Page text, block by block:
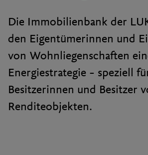
Die Immobilienbank der
den Eigentümerinnen und
von Wohnliegenschaften
Energiestrategie – speziell
Besitzerinnen und Besitzer
Renditeobjekten.